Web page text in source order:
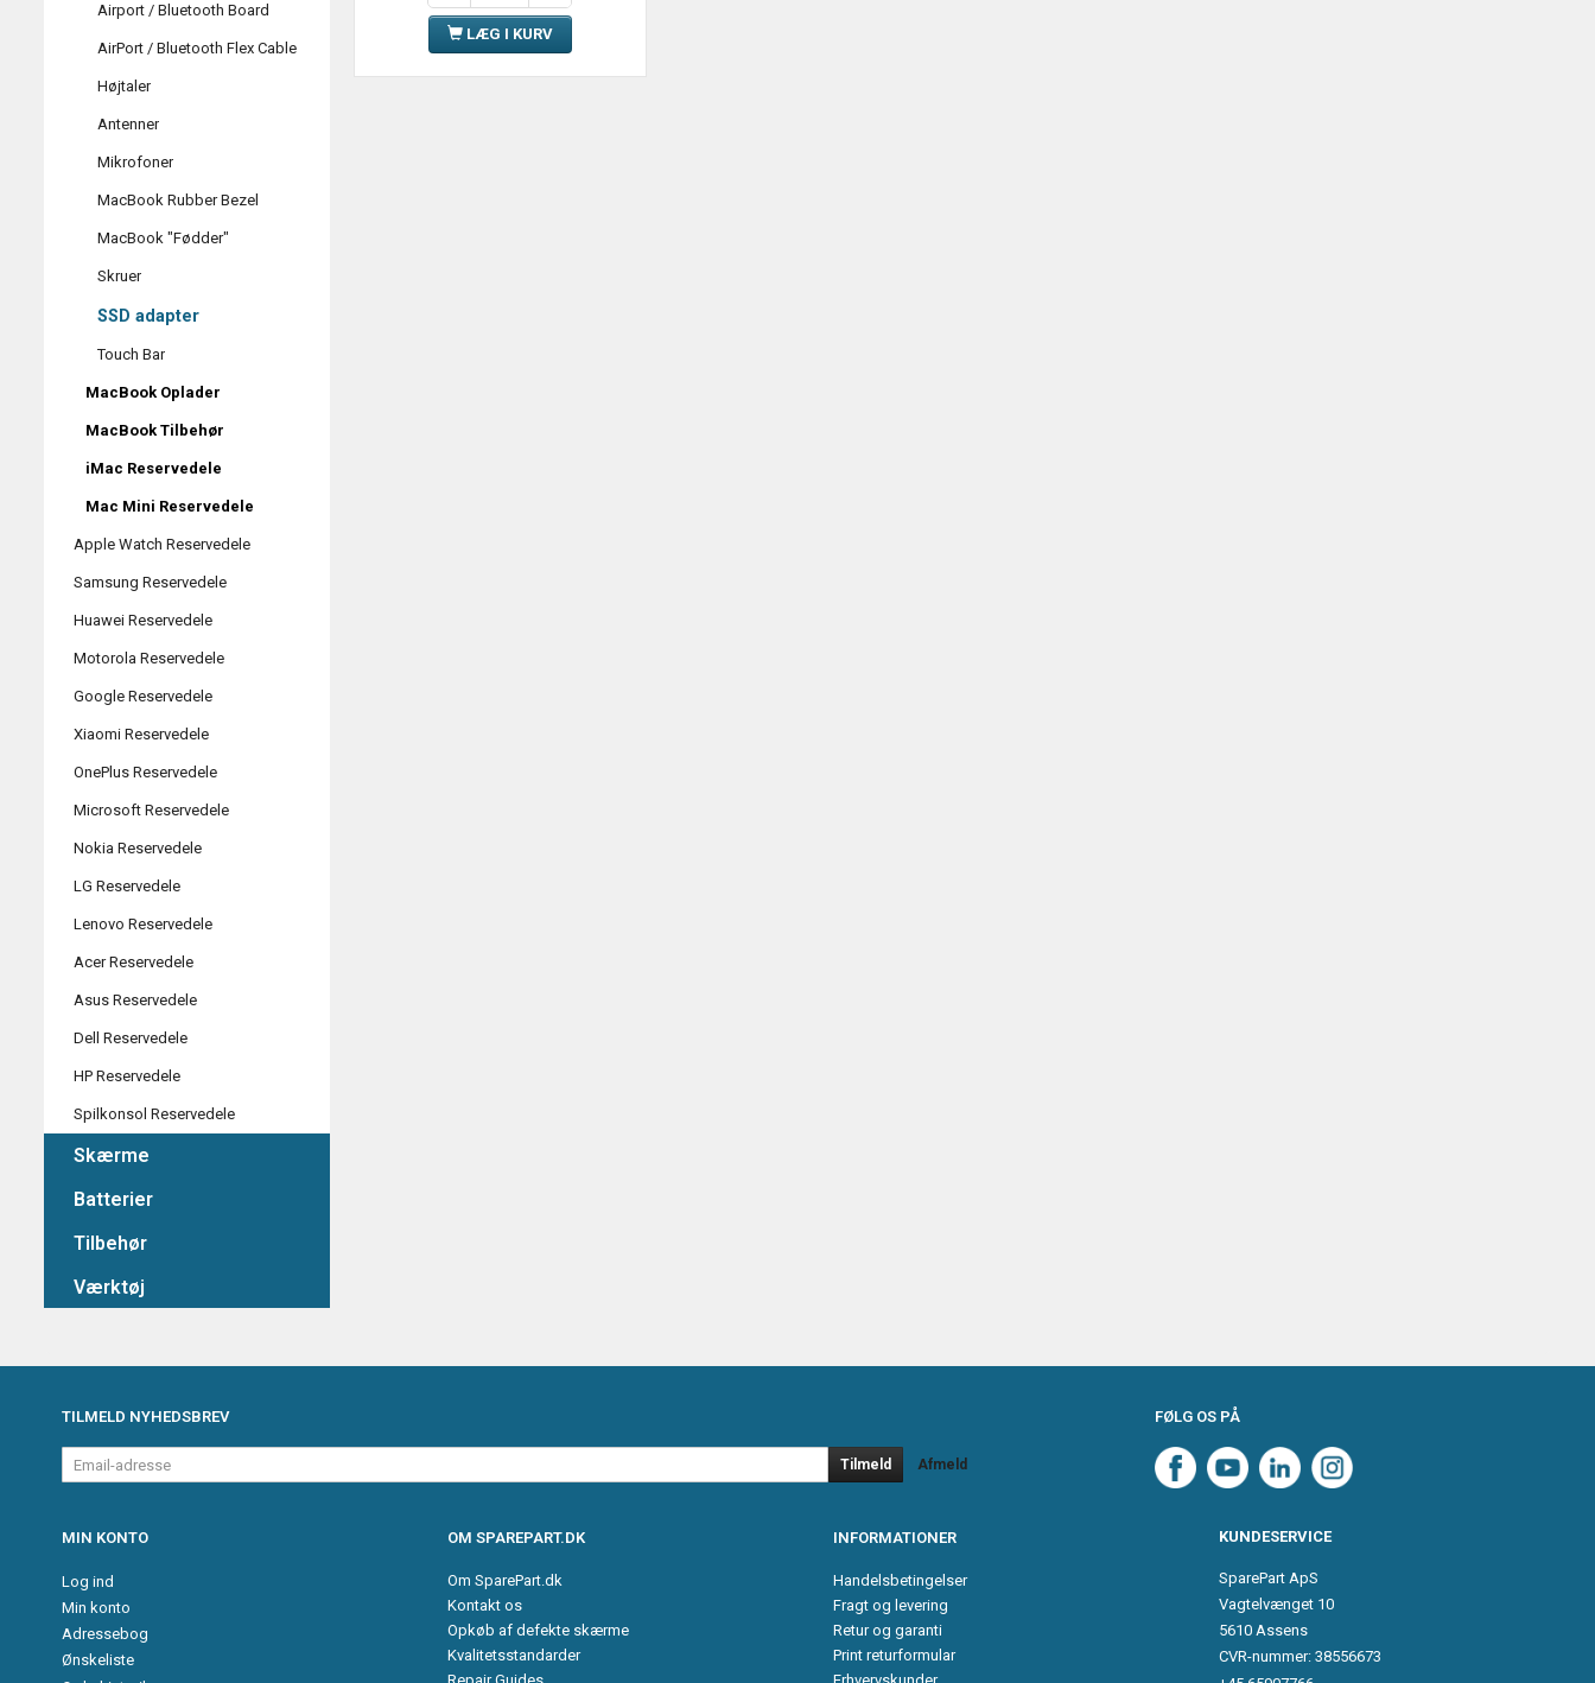
Airport / Bluetooth Board
AirPort / Bluetooth Flex Cable
Højtaler
Antenner
Mikrofoner
MacBook Rubber Bezel
MacBook "Fødder"
Skruer
SSD adapter
Touch Bar
MacBook Oplader
MacBook Tilbehør
iMac Reservedele
Mac Mini Reservedele
Apple Watch Reservedele
Samsung Reservedele
Huawei Reservedele
Motorola Reservedele
Google Reservedele
Xiaomi Reservedele
OnePlus Reservedele
Microsoft Reservedele
Nokia Reservedele
LG Reservedele
Lenovo Reservedele
Acer Reservedele
Asus Reservedele
Dell Reservedele
HP Reservedele
Spilkonsol Reservedele
Skærme
Batterier
Tilbehør
Værktøj
LÆG I KURV
TILMELD NYHEDSBREV
Email-
adresse
Tilmeld Afmeld
FØLG OS PÅ
MIN KONTO
Log ind
Min konto
Adressebog
Ønskeliste
OM SPAREPART.DK
Om SparePart.dk
Kontakt os
Opkøb af defekte skærme
Kvalitetsstandarder
INFORMATIONER
Handelsbetingelser
Fragt og levering
Retur og garanti
Print returformular
KUNDESERVICE
SparePart ApS
Vagtelvænget 10
5610 Assens
CVR-nummer: 38556673